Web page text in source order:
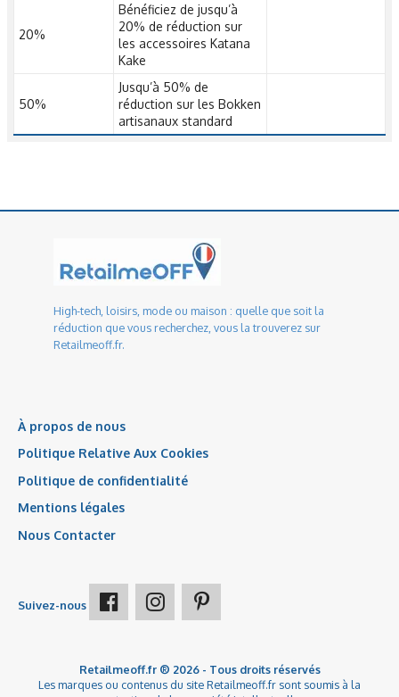
20%
Bénéficiez de jusqu’à
20% de réduction sur
les accessoires Katana
Kake
50%
Jusqu’à 50% de
réduction sur les Bokken
artisanaux standard
High-tech, loisirs, mode ou maison : quelle que soit la
réduction que vous recherchez, vous la trouverez sur
Retailmeoff.fr.
À propos de nous
Politique Relative Aux Cookies
Politique de confidentialité
Mentions légales
Nous Contacter
Suivez-nous
Retailmeoff.fr ® 2026 - Tous droits réservés
Les marques ou contenus du site Retailmeoff.fr sont soumis à la